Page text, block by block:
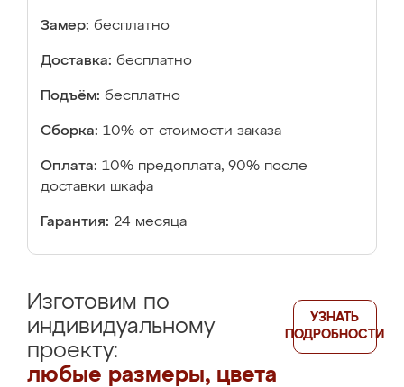
Замер: бесплатно
Доставка: бесплатно
Подъём: бесплатно
Сборка: 10% от стоимости заказа
Оплата: 10% предоплата, 90% после
доставки шкафа
Гарантия: 24 месяца
Изготовим по
индивидуальному
проекту:
любые размеры, цвета
УЗНАТЬ
ПОДРОБНОСТИ